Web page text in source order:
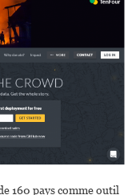
160 pays comme outil